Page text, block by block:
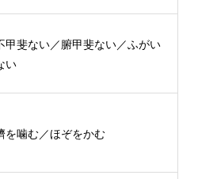
甲斐ない／腑甲斐ない／ふがい
い
を噛む／ほぞをかむ